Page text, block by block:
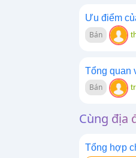
Ưu điểm
Bán
Tổng quan
Bán
Cùng địa
Tổng hợp